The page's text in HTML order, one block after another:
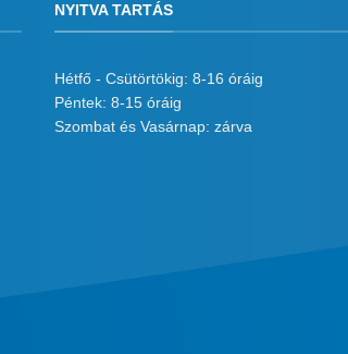
NYITVA TARTÁS
Hétfő - Csütörtökig: 8-16 óráig
Péntek: 8-15 óráig
Szombat és Vasárnap: zárva